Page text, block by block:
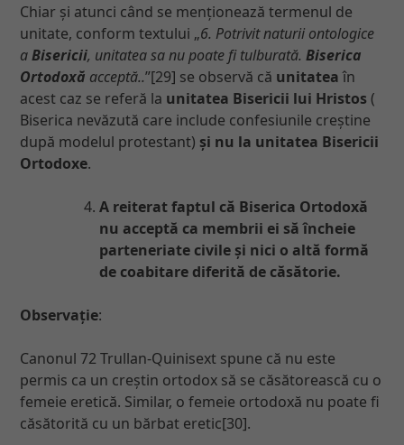
Chiar și atunci când se menționează termenul de
unitate, conform textului „6. Potrivit naturii ontologice
aBisericii, unitatea sa nu poate fi tulburată.Biserica
Ortodoxă acceptă..”[29] se observă că unitateaîn
acest caz se referă la unitatea Bisericii lui Hristos (
Biserica nevăzută care include confesiunile creștine
după modelul protestant) și nu la unitatea Bisericii
Ortodoxe.
A reiterat faptul că Biserica Ortodoxă
nu acceptă ca membrii ei să încheie
parteneriate civile și nici o altă formă
de coabitare diferită de căsătorie.
Observație:
Canonul 72 Trullan-Quinisext spune că nu este
permis ca un creștin ortodox să se căsătorească cu o
femeie eretică. Similar, o femeie ortodoxă nu poate fi
căsătorită cu un bărbat eretic[30].